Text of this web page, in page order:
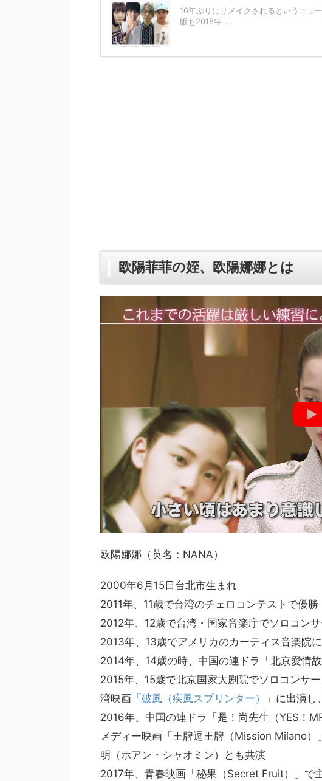
16年ぶりにリメイクされるというニュ
版も2018年 ...
欧陽菲菲の姪、欧陽娜娜とは
欧陽娜娜（英名：NANA）
2000年6月15日台北市生まれ
2011年、11歳で台湾のチェロコンテストで優勝
2012年、12歳で台湾・国家音楽庁でソロコンサ
2013年、13歳でアメリカのカーティス音楽院
2014年、14歳の時、中国の連ドラ「北京愛情
2015年、15歳で北京国家大剧院でソロコンサ
湾映画 「破風（疾風スプリンター）」 に出演し
2016年、中国の連ドラ「是！尚先生（YES！
メディー映画「王牌逗王牌（Mission Milano
明（ホアン・シャオミン）とも共演
2017年、青春映画「秘果（Secret Fruit）」で